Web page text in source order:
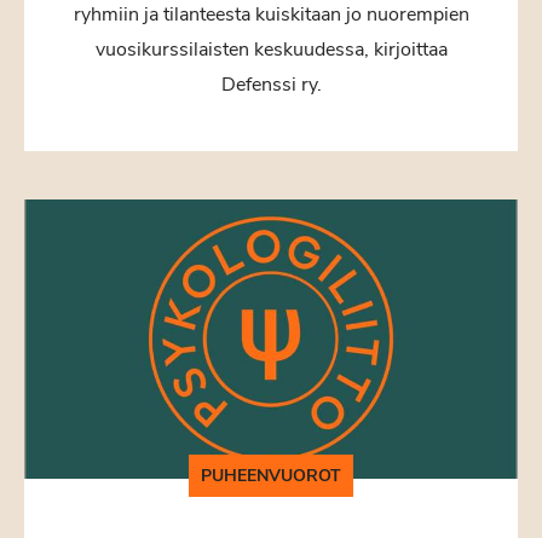
ryhmiin ja tilanteesta kuiskitaan jo nuorempien
vuosikurssilaisten keskuudessa, kirjoittaa
Defenssi ry.
PUHEENVUOROT